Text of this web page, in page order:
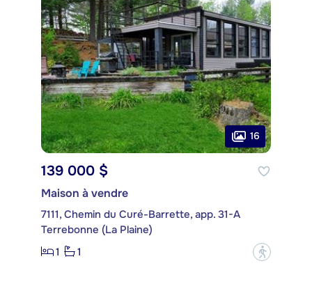
16
139 000 $
Maison à vendre
7111, Chemin du Curé-Barrette, app. 31-A
Terrebonne (La Plaine)
1
1 ?